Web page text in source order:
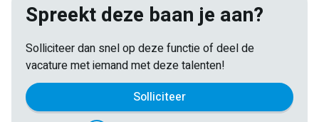
Spreekt deze baan je aan?
Solliciteer dan snel op deze functie of deel de
vacature met iemand met deze talenten!
Solliciteer